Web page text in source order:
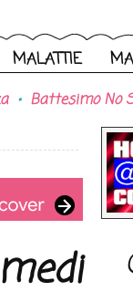
MALATTIE
Battesimo No